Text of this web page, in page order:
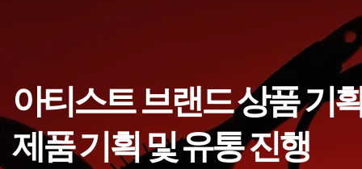
아티스트 브랜드 상품 기
제품 기획 및 유통 진행